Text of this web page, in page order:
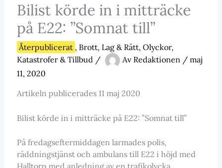
Bilist körde in i mitträcke
på E22: ”Somnat till”
Återpublicerat , Brott, Lag & Rätt, Olyckor,
Katastrofer & Tillbud / Av Redaktionen / maj
11, 2020
Artikeln publicerades 11 maj 2020
Bilist körde in i mitträcke på E22: ”Somnat till”
På fredagseftermiddagen larmades polis,
räddningstjänst och ambulans till E22 i höjd med